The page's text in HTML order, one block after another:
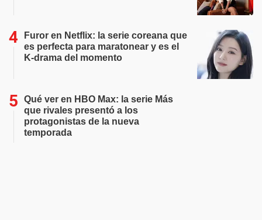
Furor en Netflix: la serie coreana que
es perfecta para maratonear y es el
K-drama del momento
Qué ver en HBO Max: la serie Más
que rivales presentó a los
protagonistas de la nueva
temporada